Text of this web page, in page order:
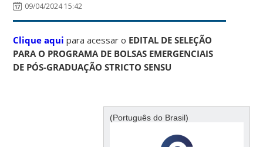
09/04/2024 15:42
Clique aqui para acessar o EDITAL DE SELEÇÃO
PARA O PROGRAMA DE BOLSAS EMERGENCIAIS
DE PÓS-GRADUAÇÃO STRICTO SENSU
(Português do Brasil)